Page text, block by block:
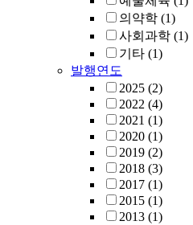
의약학 (1)
사회과학 (1)
기타 (1)
발행연도
2025 (2)
2022 (4)
2021 (1)
2020 (1)
2019 (2)
2018 (3)
2017 (1)
2015 (1)
2013 (1)